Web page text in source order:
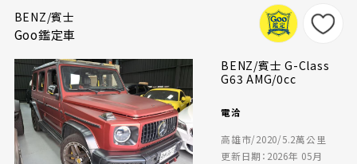
BENZ/賓士
Goo鑑定車
BENZ/賓士 G-Class
G63 AMG/0cc
電洽
高雄市/2020/5.2萬公里
更新日期：2026年 05月